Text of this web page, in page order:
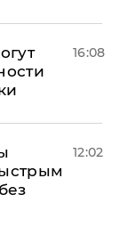
16:08
12:02